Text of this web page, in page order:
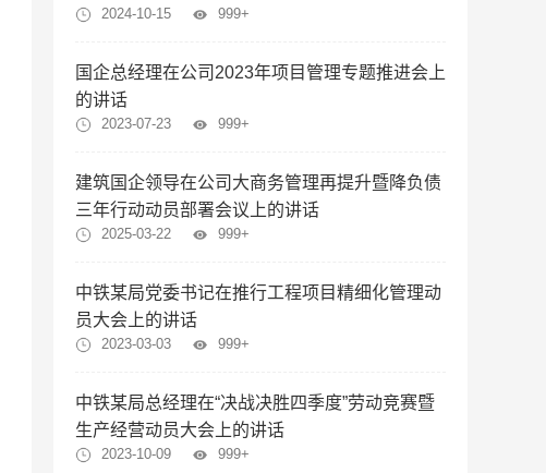
2024-10-15 999+
国企总经理在公司2023年项目管理专题推进会上
的讲话
2023-07-23 999+
建筑国企领导在公司大商务管理再提升暨降负债
三年行动动员部署会议上的讲话
2025-03-22 999+
中铁某局党委书记在推行工程项目精细化管理动
员大会上的讲话
2023-03-03 999+
中铁某局总经理在“决战决胜四季度”劳动竞赛暨
生产经营动员大会上的讲话
2023-10-09 999+